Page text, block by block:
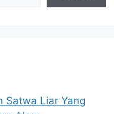
Satwa Liar Yang